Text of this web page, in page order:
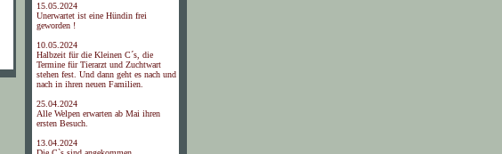
15.05.2024
Unerwartet ist eine Hündin frei
geworden !
10.05.2024
Halbzeit für die Kleinen C´s, die
Termine für Tierarzt und Zuchtwart
stehen fest. Und dann geht es nach und
nach in ihren neuen Familien.
25.04.2024
Alle Welpen erwarten ab Mai ihren
ersten Besuch.
13.04.2024